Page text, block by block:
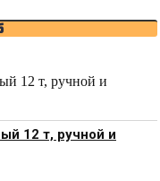
12 т, ручной и